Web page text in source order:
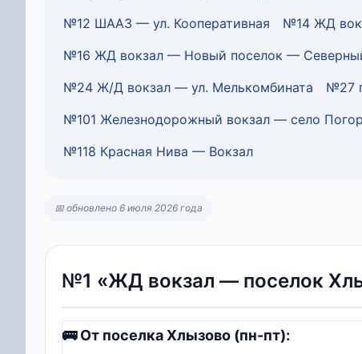
№12 ШААЗ — ул. Кооперативная
№14 ЖД
№16 ЖД вокзал — Новый поселок —
№24 Ж/Д вокзал — ул. Мелькомбината
№27
№101 Железнодорожный вокзал — село
№118 Красная Нива — Вокзал
📅 обновлено 6 июля 2026 года
№1 «ЖД вокзал — поселок
🚌 От поселка Хлызово (пн-пт):